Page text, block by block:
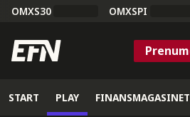
OMXS30 OMXSPI
START PLAY FINANSMAGASINET